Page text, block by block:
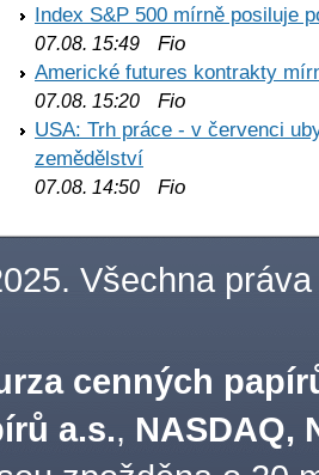
Index S&P 500 mírně posiluje
07.08. 15:49 Fio
Americké futures kontrakty
07.08. 15:20 Fio
USA: Trh práce - v červenci
zemědělství
07.08. 14:50 Fio
Všechna práva
cenných
a.s., NASDAQ,